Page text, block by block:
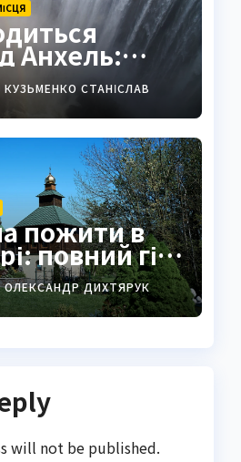
Анхель:
по
світу
КУЗЬМЕНКО СТАНІСЛАВ
пожити в
повний гід
тиші
ОЛЕКСАНДР ДИХТЯРУК
will not be published.